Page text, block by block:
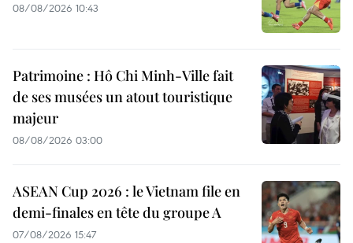
08/08/2026 10:43
Patrimoine : Hô Chi Minh-Ville fait
de ses musées un atout touristique
majeur
08/08/2026 03:00
ASEAN Cup 2026 : le Vietnam file en
demi-finales en tête du groupe A
07/08/2026 15:47